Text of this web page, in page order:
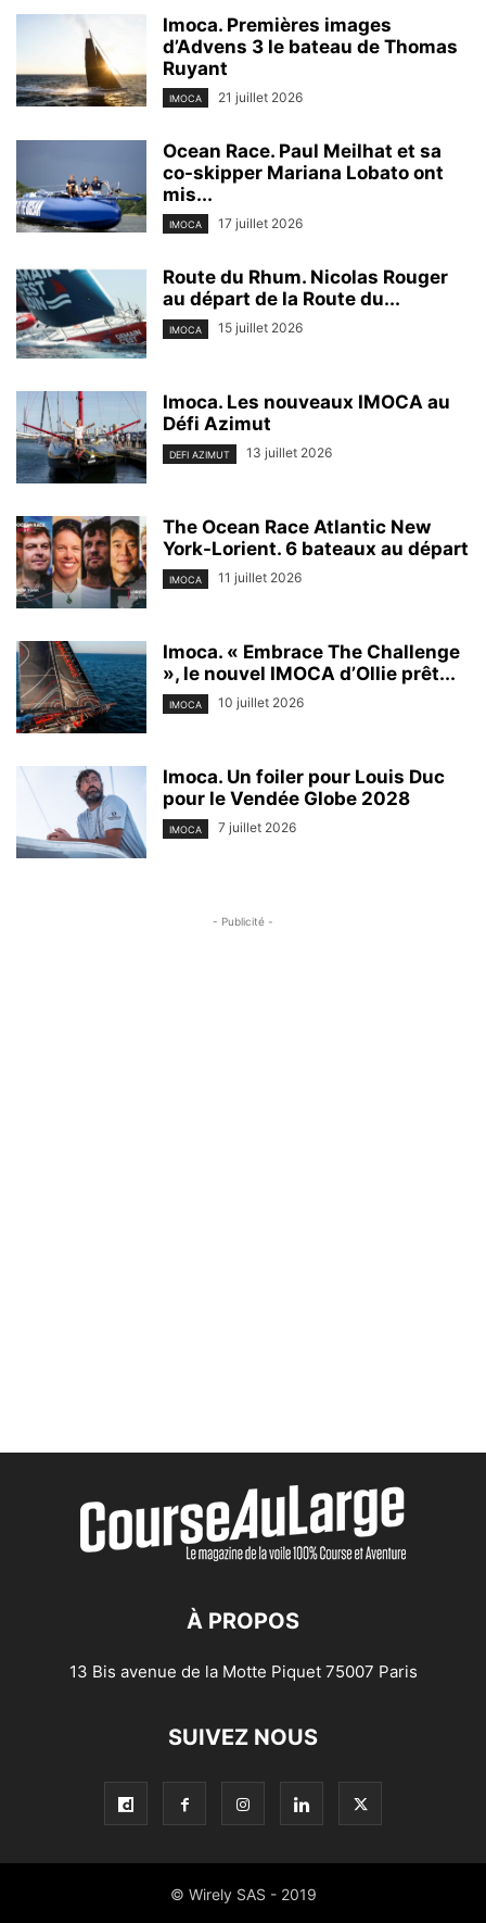
Imoca. Premières images
d’Advens 3 le bateau de Thomas
Ruyant
IMOCA 21 juillet 2026
Ocean Race. Paul Meilhat et sa
co-skipper Mariana Lobato ont
mis...
IMOCA 17 juillet 2026
Route du Rhum. Nicolas Rouger
au départ de la Route du...
IMOCA 15 juillet 2026
Imoca. Les nouveaux IMOCA au
Défi Azimut
DEFI AZIMUT 13 juillet 2026
The Ocean Race Atlantic New
York-Lorient. 6 bateaux au départ
IMOCA 11 juillet 2026
Imoca. « Embrace The Challenge
», le nouvel IMOCA d’Ollie prêt...
IMOCA 10 juillet 2026
Imoca. Un foiler pour Louis Duc
pour le Vendée Globe 2028
IMOCA 7 juillet 2026
- Publicité -
À PROPOS
13 Bis avenue de la Motte Piquet 75007 Paris
SUIVEZ NOUS
© Wirely SAS - 2019